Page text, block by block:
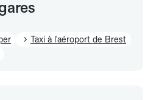
Taxi à l'aéroport de Brest